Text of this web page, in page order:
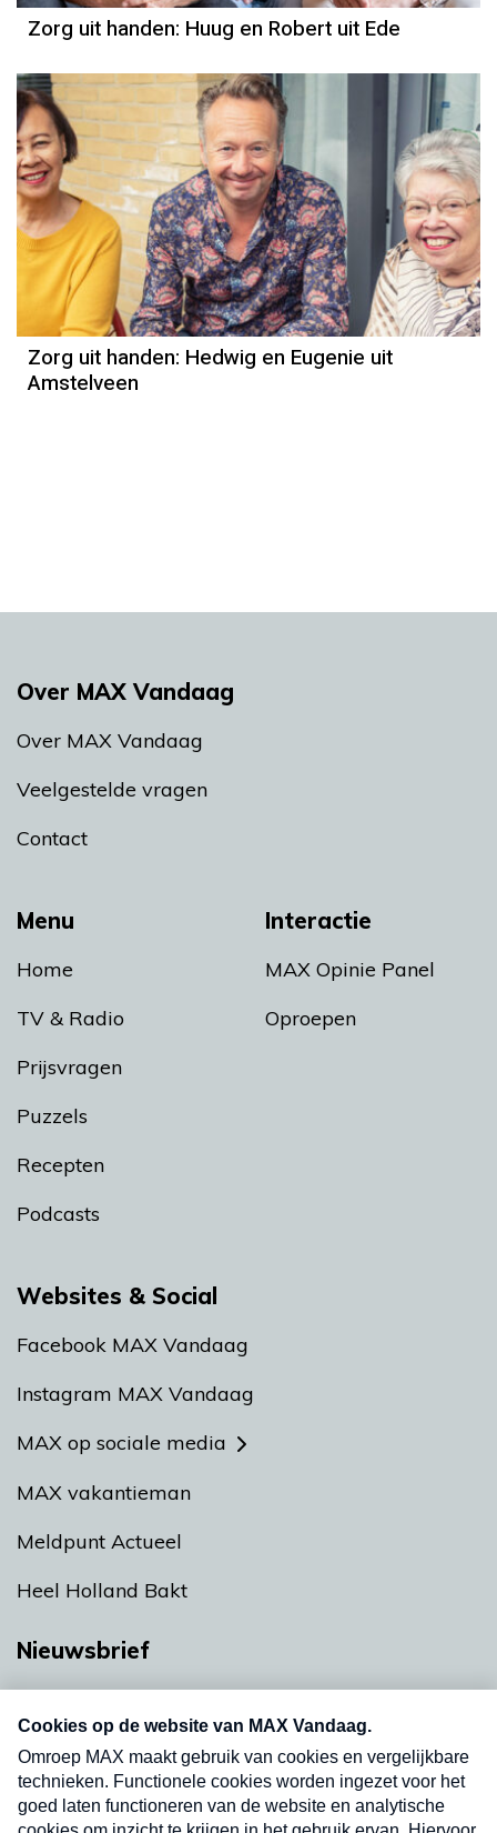
Zorg uit handen: Huug en Robert uit Ede
Zorg uit handen: Hedwig en Eugenie uit
Amstelveen
Menu
Home
TV & Radio
Prijsvragen
Puzzels
Recepten
Podcasts
Interactie
MAX Opinie Panel
Oproepen
Over MAX Vandaag
Over MAX Vandaag
Veelgestelde vragen
Contact
Websites & Social
Facebook MAX Vandaag
Instagram MAX Vandaag
MAX op sociale media
MAX vakantieman
Meldpunt Actueel
Heel Holland Bakt
Nieuwsbrief
nieuwsbrief. Elke vrijdag- en dinsdagochtend in
uw mailbox.
Verzend